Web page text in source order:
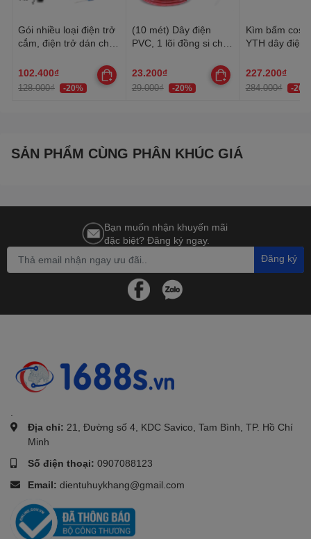
Gói nhiều loại điện trở
cắm, điện trở dán cho
102.400₫
128.000₫ -20%
(10 mét) Dây điện
PVC, 1 lõi đồng si chì,
22AWG
23.200₫
29.000₫ -20%
Kìm bấm cos
YTH dây điện
227.200₫
284.000₫ -20%
SẢN PHẨM CÙNG PHÂN KHÚC GIÁ
Bạn muốn nhận khuyến mãi
đặc biệt? Đăng ký ngay.
Đăng ký
Địa chỉ: 21, Đường số 4, KDC Savico, Tam Bình, TP. Hồ Chí
Minh
Số điện thoại: 0907088123
Email: dientuhuykhang@gmail.com